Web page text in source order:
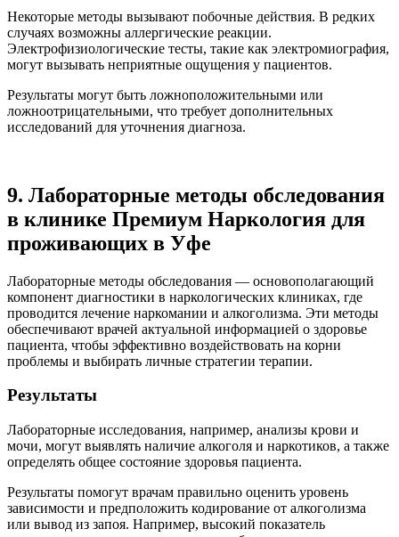
Некоторые методы вызывают побочные действия. В редких
случаях возможны аллергические реакции.
Электрофизиологические тесты, такие как электромиография,
могут вызывать неприятные ощущения у пациентов.
Результаты могут быть ложноположительными или
ложноотрицательными, что требует дополнительных
исследований для уточнения диагноза.
9. Лабораторные методы обследования
в клинике Премиум Наркология для
проживающих в Уфе
Лабораторные методы обследования — основополагающий
компонент диагностики в наркологических клиниках, где
проводится лечение наркомании и алкоголизма. Эти методы
обеспечивают врачей актуальной информацией о здоровье
пациента, чтобы эффективно воздействовать на корни
проблемы и выбирать личные стратегии терапии.
Результаты
Лабораторные исследования, например, анализы крови и
мочи, могут выявлять наличие алкоголя и наркотиков, а также
определять общее состояние здоровья пациента.
Результаты помогут врачам правильно оценить уровень
зависимости и предположить кодирование от алкоголизма
или вывод из запоя. Например, высокий показатель